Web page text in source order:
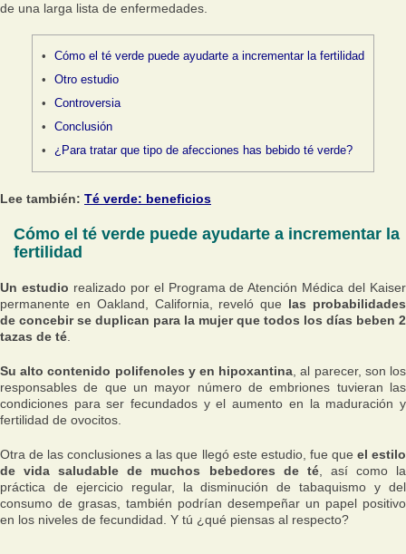
de una larga lista de enfermedades.
Cómo el té verde puede ayudarte a incrementar la fertilidad
Otro estudio
Controversia
Conclusión
¿Para tratar que tipo de afecciones has bebido té verde?
Lee también: Té verde: beneficios
Cómo el té verde puede ayudarte a incrementar la
fertilidad
Un estudio realizado por el Programa de Atención Médica del Kaiser
permanente en Oakland, California, reveló que las probabilidades
de concebir se duplican para la mujer que todos los días beben 2
tazas de té
Su alto contenido polifenoles y en hipoxantina , al parecer, son los
responsables de que un mayor número de embriones tuvieran las
condiciones para ser fecundados y el aumento en la maduración y
fertilidad de ovocitos.
Otra de las conclusiones a las que llegó este estudio, fue que el estilo
de vida saludable de muchos bebedores de té, así como la
práctica de ejercicio regular, la disminución de tabaquismo y del
consumo de grasas, también podrían desempeñar un papel positivo
en los niveles de fecundidad. Y tú ¿qué piensas al respecto?